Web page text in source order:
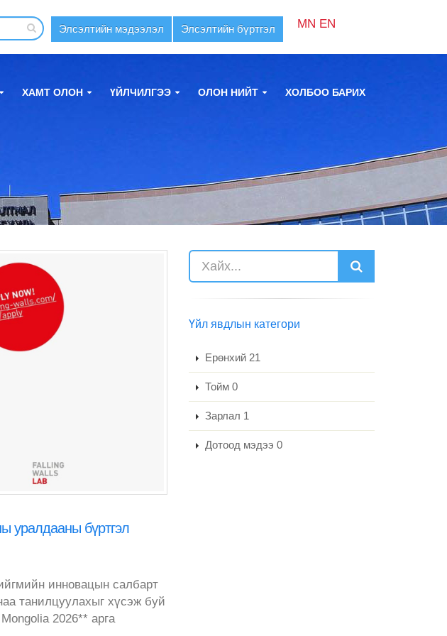
Элсэлтийн мэдээлэл Элсэлтийн бүртгэл MN EN
ХАМТ ОЛОН ҮЙЛЧИЛГЭЭ ОЛОН НИЙТ ХОЛБОО БАРИХ
уралдааны бүртгэл
инновацын салбарт
танилцуулахыг хүсэж буй
2026** арга
Үйл явдлын категори
Ерөнхий 21
Тойм 0
Зарлал 1
Дотоод мэдээ 0